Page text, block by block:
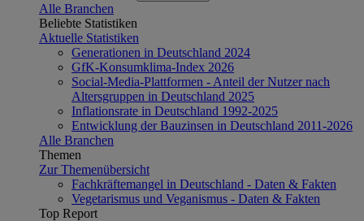
Alle Branchen
Beliebte Statistiken
Aktuelle Statistiken
Generationen in Deutschland 2024
GfK-Konsumklima-Index 2026
Social-Media-Plattformen - Anteil der Nutzer nach
Altersgruppen in Deutschland 2025
Inflationsrate in Deutschland 1992-2025
Entwicklung der Bauzinsen in Deutschland 2011-2026
Alle Branchen
Themen
Zur Themenübersicht
Fachkräftemangel in Deutschland - Daten & Fakten
Vegetarismus und Veganismus - Daten & Fakten
Top Report